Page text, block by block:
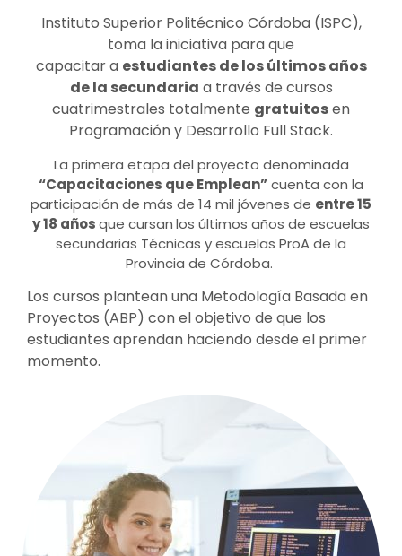
Instituto Superior Politécnico Córdoba (ISPC),
toma la iniciativa para que
capacitar a estudiantes de los últimos años
de la secundaria a través de cursos
cuatrimestrales totalmente gratuitosen
Programación y Desarrollo Full Stack.
La primera etapa del proyecto denominada
“Capacitaciones que Emplean”cuenta con la
participación de más de 14 mil jóvenes de entre 15
y 18 añosque cursanlos últimos años de escuelas
secundarias Técnicas y escuelas ProA de la
Provincia de Córdoba.
Los cursos plantean una Metodología Basada en
Proyectos (ABP) con el objetivo de que los
estudiantes aprendan haciendo desde el primer
momento.